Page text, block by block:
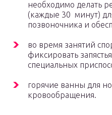
необходимо делать
(каждые 30 минут)
позвоночника и
во время занятий
фиксировать
специальных
горячие ванны для
кровообращения.